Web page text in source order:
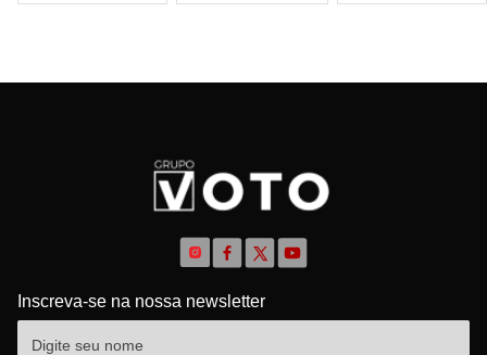
Inscreva-se na nossa newsletter